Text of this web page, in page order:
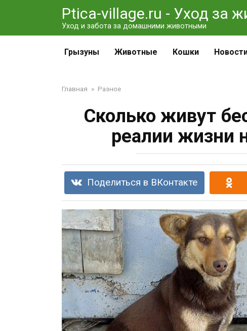
Ptica-village.ru - Уход за
Уход и забота за домашними животными
Грызуны Животные Кошки
Главная » Разное
Сколько живут
реалии жизни
Поделиться в ВКонтакте